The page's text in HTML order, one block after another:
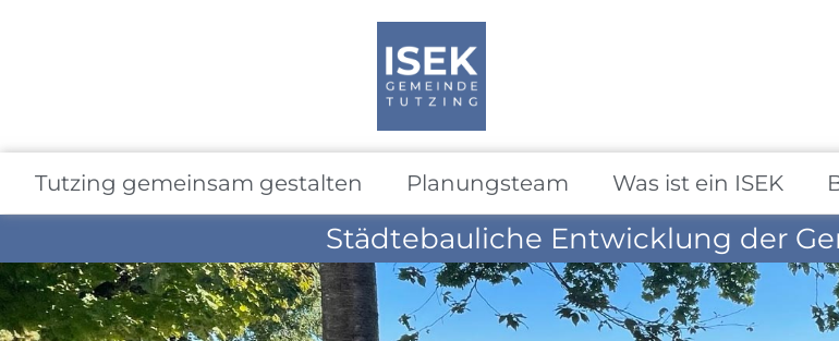
Tutzing gemeinsam gestalten Planungsteam Was ist ein ISEK
Städtebauliche Entwicklung der